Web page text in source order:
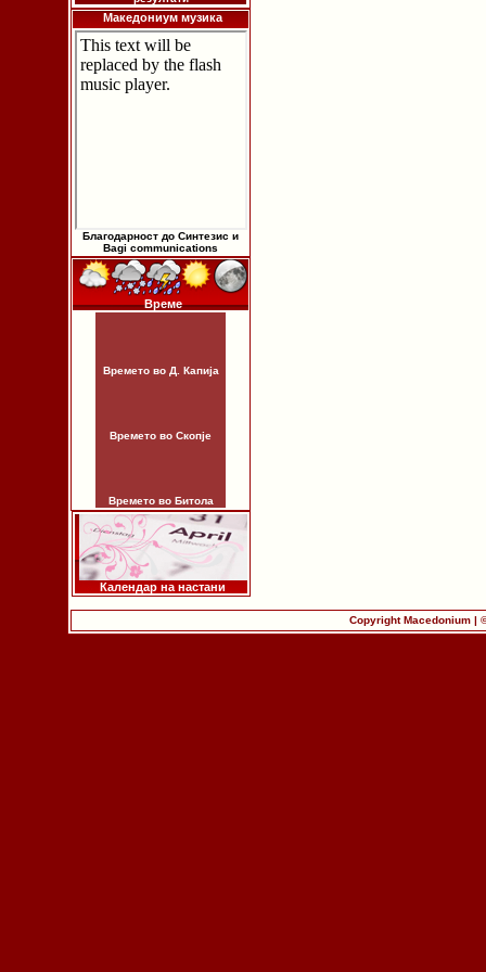
Македониум музика
Благодарност до Синтезис и
Bagi communications
Време
Времето во Д. Капија
Времето во Скопје
Времето во Битола
Календар на настани
Copyright Macedonium |